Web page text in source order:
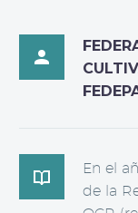


En el
de la